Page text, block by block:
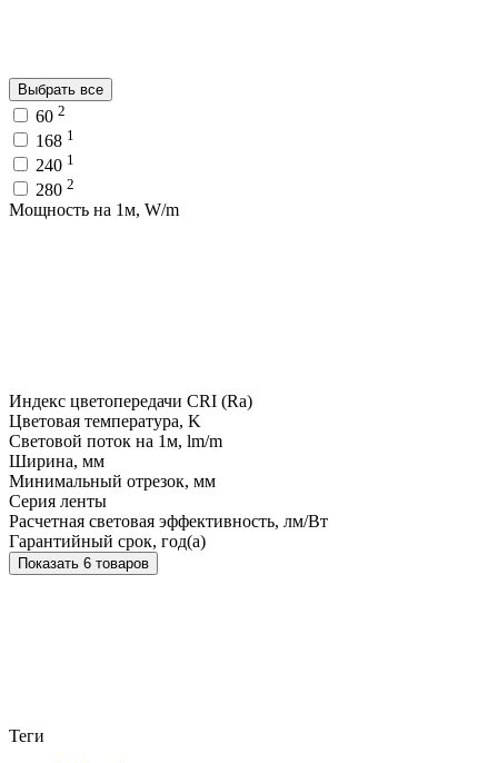
Выбрать все
60 2
168 1
240 1
280 2
Мощность на 1м, W/m
Индекс цветопередачи CRI (Ra)
Цветовая температура, K
Световой поток на 1м, lm/m
Ширина, мм
Минимальный отрезок, мм
Серия ленты
Расчетная световая эффективность, лм/Вт
Гарантийный срок, год(а)
Показать 6 товаров
Теги